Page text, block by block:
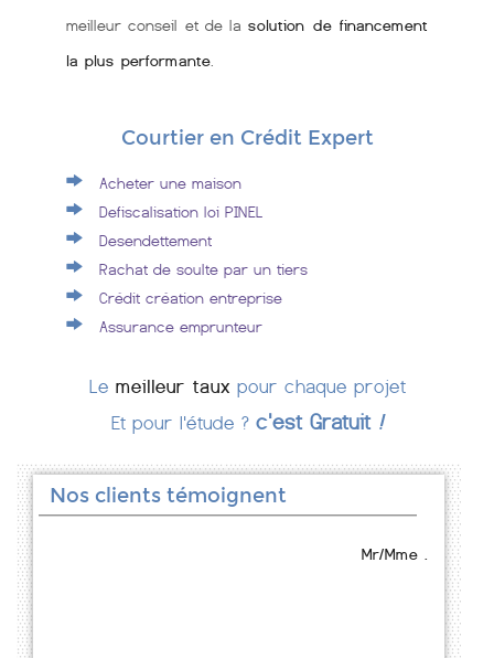
meilleur conseil et de lasolution de financement
la plus performante
Courtier en Crédit Expert
Acheter une maison
Defiscalisation loi PINEL
Desendettement
Rachat de soulte par un tiers
Crédit création entreprise
Assurance emprunteur
Le meilleur taux pour chaque projet
Et pour l'étude ? c'est Gratuit !
Nos clients témoignent
Mr/Mme .